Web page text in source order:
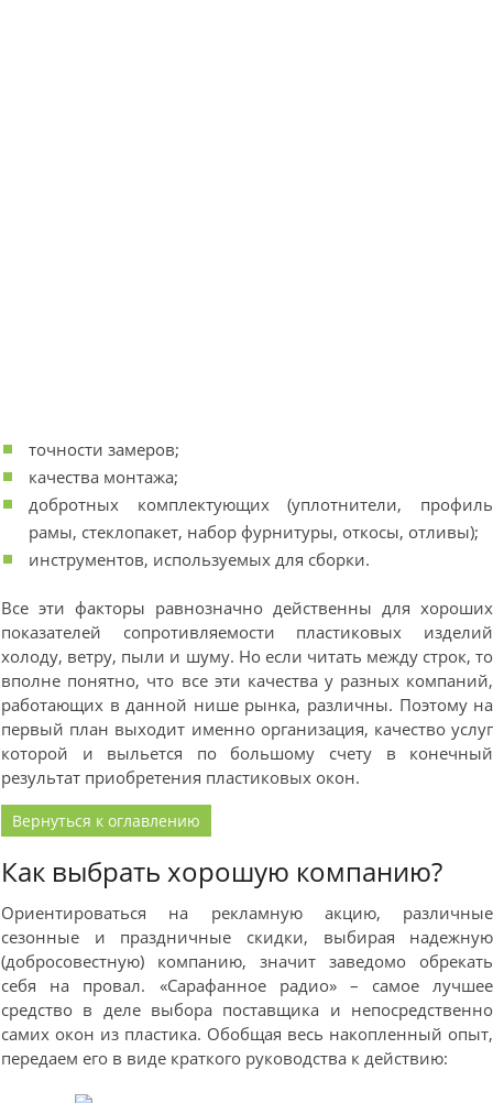
точности замеров;
качества монтажа;
добротных комплектующих (уплотнители, профиль
рамы, стеклопакет, набор фурнитуры, откосы, отливы);
инструментов, используемых для сборки.
Все эти факторы равнозначно действенны для хороших
показателей сопротивляемости пластиковых изделий
холоду, ветру, пыли и шуму. Но если читать между строк, то
вполне понятно, что все эти качества у разных компаний,
работающих в данной нише рынка, различны. Поэтому на
первый план выходит именно организация, качество услуг
которой и выльется по большому счету в конечный
результат приобретения пластиковых окон.
Вернуться к оглавлению
Как выбрать хорошую компанию?
Ориентироваться на рекламную акцию, различные
сезонные и праздничные скидки, выбирая надежную
(добросовестную) компанию, значит заведомо обрекать
себя на провал. «Сарафанное радио» – самое лучшее
средство в деле выбора поставщика и непосредственно
самих окон из пластика. Обобщая весь накопленный опыт,
передаем его в виде краткого руководства к действию: